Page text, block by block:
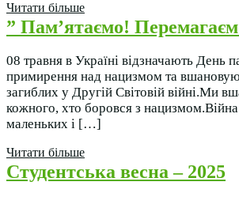
Читати більше
” Пам’ятаємо!
08 травня в Україні відзначають День
примирення над нацизмом та
загиблих у Другій Світовій війні.Ми
кожного, хто боровся з
маленьких і […]
Читати більше
Студентська весна – 2025